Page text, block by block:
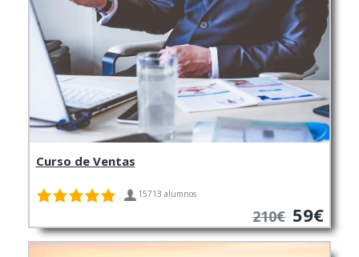
Curso de Ventas
15713 alumnos
210€ 59€